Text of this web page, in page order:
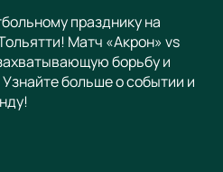
празднику на
Матч «Акрон» vs
борьбу и
больше о событии и